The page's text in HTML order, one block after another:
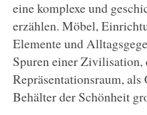
eine komplexe und
erzählen. Möbel,
Elemente und
Spuren einer Zivilisation,
Repräsentationsraum,
Behälter der Schönheit